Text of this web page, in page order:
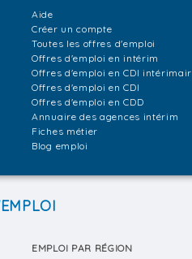
Aide
Créer un compte
Toutes les offres d'emploi
Offres d'emploi en intérim
Offres d'emploi en CDI
Offres d'emploi en CDI
Offres d'emploi en CDD
Annuaire des agences intérim
Fiches métier
Blog emploi
EMPLOI PAR RÉGION